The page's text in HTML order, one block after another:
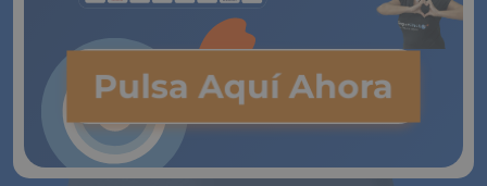
Pulsa Aquí Ahora